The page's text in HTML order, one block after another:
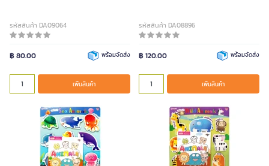
รหัสสินค้า DA09064
฿ 80.00 พร้อมจัดส่ง
เพิ่มสินค้า
รหัสสินค้า DA08896
฿ 120.00 พร้อมจัดส่ง
เพิ่มสินค้า